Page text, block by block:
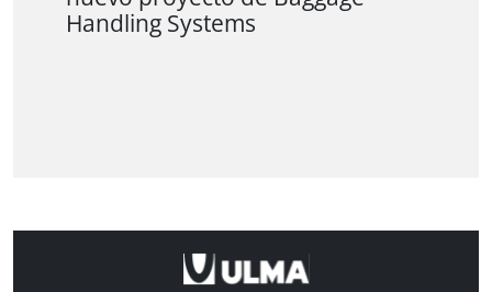
Handling Systems